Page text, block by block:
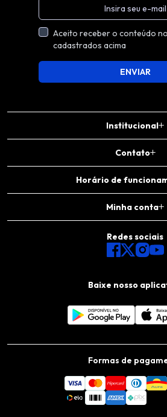
Institucional
Contato
Horário de
Minha conta
Baixe nosso
Redes sociais
Aceito receber o conteúdo
cadastrados acima
ENVIAR
Formas de